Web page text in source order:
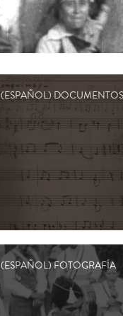
(ESPAÑOL) DOCUMENTOS
(ESPAÑOL) FOTOGRAFÍA